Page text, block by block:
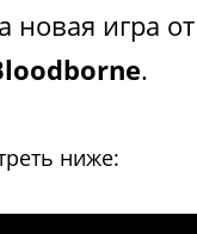
игра
.
ниже: